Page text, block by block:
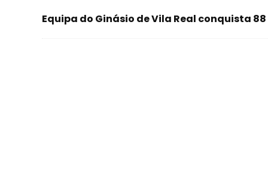
Equipa do Ginásio de Vila Real conquista